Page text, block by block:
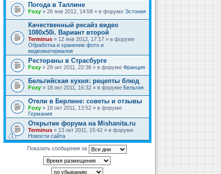
Погода в Таллине
Foxy » 26 янв 2012, 14:58 » в форуме Эстония
Качественный ресайз видео
1080x50i. Вариант второй
Terminus » 12 янв 2012, 17:17 » в форуме
Обработка и хранение фото и
видеоматериалов
Рестораны в Страсбурге
Foxy » 29 окт 2011, 22:38 » в форуме Франция
Бельгийская кухня: рецепты блюд
Foxy » 18 окт 2011, 16:32 » в форуме Бельгия
Отели в Берлине: советы и отзывы
Foxy » 18 окт 2011, 13:52 » в форуме
Германия
Открытие форума на Mishanita.ru
Terminus » 13 окт 2011, 15:42 » в форуме
Новости сайта
Показать сообщения за